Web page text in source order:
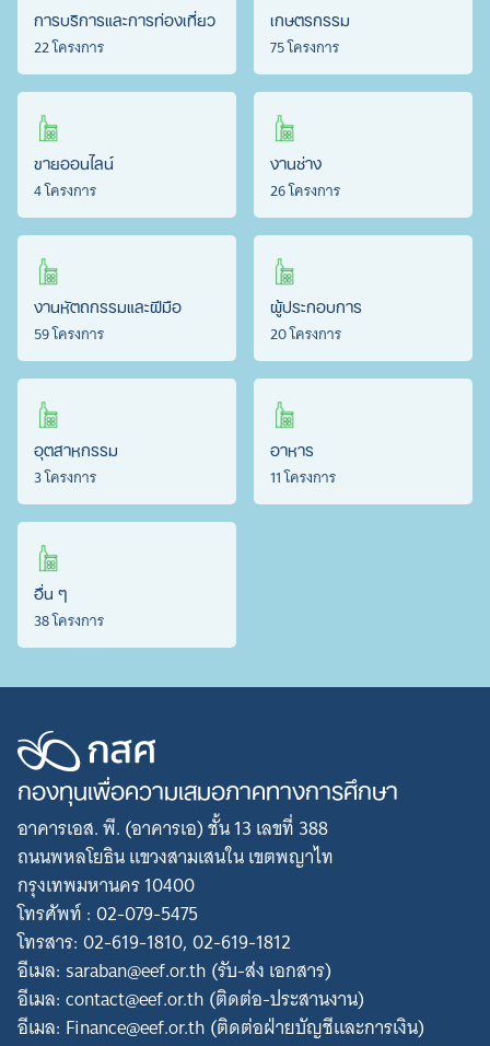
การบริการและการท่องเที่ยว
22 โครงการ
เกษตรกรรม
75 โครงการ
ขายออนไลน์
4 โครงการ
งานช่าง
26 โครงการ
งานหัตถกรรมและฝีมือ
59 โครงการ
ผู้ประกอบการ
20 โครงการ
อุตสาหกรรม
3 โครงการ
อาหาร
11 โครงการ
อื่น ๆ
38 โครงการ
กองทุนเพื่อความเสมอภาคทางการศึกษา
อาคารเอส. พี. (อาคารเอ) ชั้น 13 เลขที่ 388
ถนนพหลโยธิน แขวงสามเสนใน เขตพญาไท
กรุงเทพมหานคร 10400
โทรศัพท์ : 02-079-5475
โทรสาร: 02-619-1810, 02-619-1812
อีเมล: saraban@eef.or.th (รับ-ส่ง เอกสาร)
อีเมล: contact@eef.or.th (ติดต่อ-ประสานงาน)
อีเมล: Finance@eef.or.th (ติดต่อฝ่ายบัญชีและการเงิน)